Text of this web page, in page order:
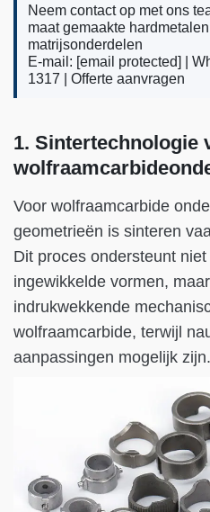
Neem contact op met ons
maat gemaakte
matrijsonderdelen
E-mail: [email protected]
|
1317 | Offerte aanvragen
1. Sintertechnologie
Voor wolfraamcarbide
geometrieën is sinteren
Dit proces ondersteunt
ingewikkelde vormen,
indrukwekkende
wolfraamcarbide, terwijl
aanpassingen mogelijk zijn.